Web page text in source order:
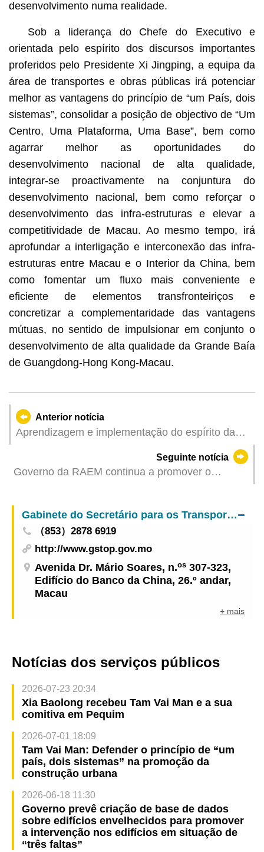
desenvolvimento numa realidade.
Sob a liderança do Chefe do Executivo e
orientada pelo espírito dos discursos importantes
proferidos pelo Presidente Xi Jingping, a equipa da
área de transportes e obras públicas irá potenciar
melhor as vantagens do princípio de “um País, dois
sistemas”, consolidar a posição de objectivo de “Um
Centro, Uma Plataforma, Uma Base”, bem como
agarrar melhor as oportunidades do
desenvolvimento nacional de alta qualidade,
integrar-se proactivamente na conjuntura do
desenvolvimento nacional, bem como reforçar o
desenvolvimento das infra-estruturas e elevar a
competitividade de Macau. Ao mesmo tempo, irá
aprofundar a interligação e interconexão das infra-
estruturas entre Macau e o Interior da China, bem
como fomentar um fluxo mais conveniente e
eficiente de elementos transfronteiriços e
concretizar a complementaridade das vantagens
mútuas, no sentido de impulsionar em conjunto o
desenvolvimento de alta qualidade da Grande Baía
de Guangdong-Hong Kong-Macau.
Anterior notícia
Aprendizagem e implementação do espírito das
“Duas Sessões” pelo CCAC para concretização
colaborativa do princípio de “Macau governado
por patriotas”
Seguinte notícia
Governo da RAEM continua a promover o
Gabinete do Secretário para os Transportes e Obras Públicas
（853）2878 6919
http://www.gstop.gov.mo
Avenida Dr. Mário Soares, n.os 307-323,
Edifício do Banco da China, 26.º andar,
Macau
+ mais
Notícias dos serviços públicos
2026-07-23 20:34
Xia Baolong recebeu Tam Vai Man e a sua
comitiva em Pequim
2026-07-01 18:09
Tam Vai Man: Defender o princípio de “um
país, dois sistemas” na promoção da
construção urbana
2026-06-18 11:30
Governo prevê criação de base de dados
sobre edifícios envelhecidos para promover
a intervenção nos edifícios em situação de
“três faltas”